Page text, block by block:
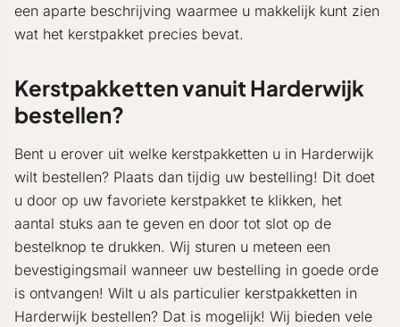
een aparte beschrijving waarmee u makkelijk kunt zien
wat het kerstpakket precies bevat.
Kerstpakketten vanuit Harderwijk
bestellen?
Bent u erover uit welke kerstpakketten u in Harderwijk
wilt bestellen? Plaats dan tijdig uw bestelling! Dit doet
u door op uw favoriete kerstpakket te klikken, het
aantal stuks aan te geven en door tot slot op de
bestelknop te drukken. Wij sturen u meteen een
bevestigingsmail wanneer uw bestelling in goede orde
is ontvangen! Wilt u als particulier kerstpakketten in
Harderwijk bestellen? Dat is mogelijk! Wij bieden vele